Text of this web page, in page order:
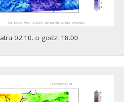
02.10. o godz. 18.00